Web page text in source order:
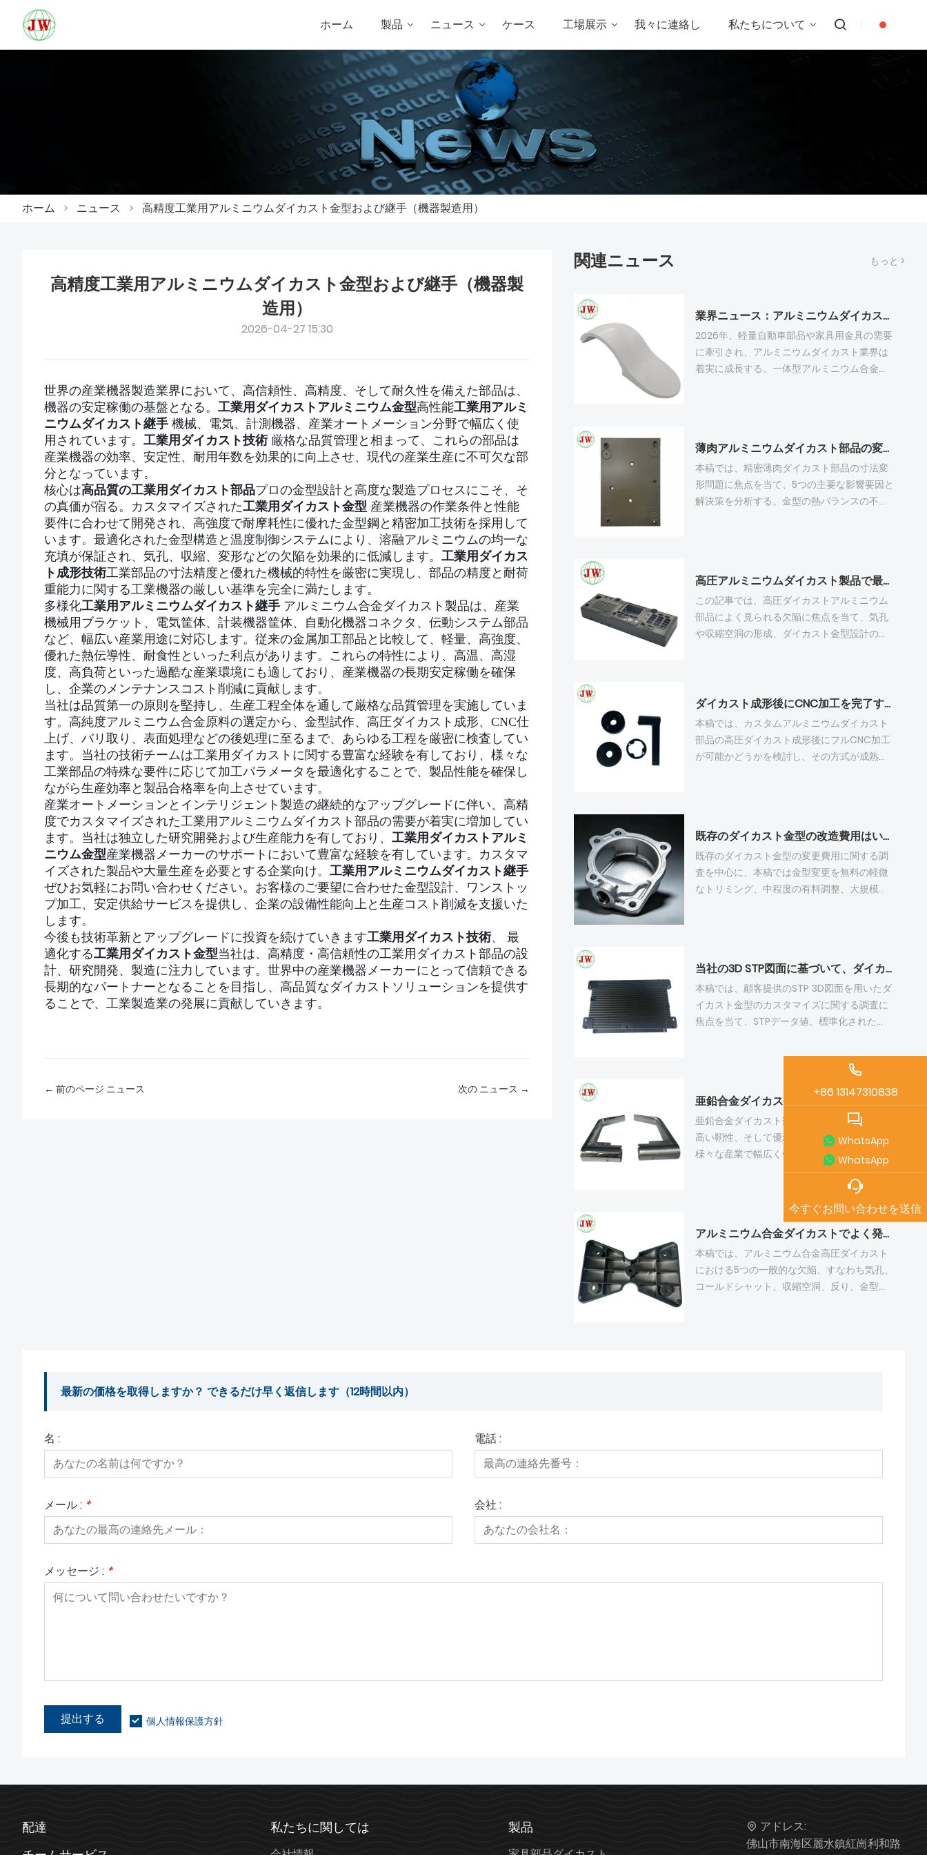
ホーム 製品 ニュース ケース 工場展示 我々に連絡し 私たちについて
ホーム > ニュース > 高精度工業用アルミニウムダイカスト金型および継手（機器製造用）
高精度工業用アルミニウムダイカスト金型および継手（機器製
造用）
2026-04-27 15:30
世界の産業機器製造業界において、高信頼性、高精度、そして耐久性を備えた部品は、
機器の安定稼働の基盤となる。 工業用ダイカストアルミニウム金型高性能工業用アルミ
ニウムダイカスト継手 機械、電気、計測機器、産業オートメーション分野で幅広く使
用されています。 工業用ダイカスト技術 厳格な品質管理と相まって、これらの部品は
産業機器の効率、安定性、耐用年数を効果的に向上させ、現代の産業生産に不可欠な部
分となっています。
核心は高品質の工業用ダイカスト部品プロの金型設計と高度な製造プロセスにこそ、そ
の真価が宿る。カスタマイズされた工業用ダイカスト金型 産業機器の作業条件と性能
要件に合わせて開発され、高強度で耐摩耗性に優れた金型鋼と精密加工技術を採用して
います。最適化された金型構造と温度制御システムにより、溶融アルミニウムの均一な
充填が保証され、気孔、収縮、変形などの欠陥を効果的に低減します。 工業用ダイカス
ト成形技術工業部品の寸法精度と優れた機械的特性を厳密に実現し、部品の精度と耐荷
重能力に関する工業機器の厳しい基準を完全に満たします。
多様化工業用アルミニウムダイカスト継手 アルミニウム合金ダイカスト製品は、産業
機械用ブラケット、電気筐体、計装機器筐体、自動化機器コネクタ、伝動システム部品
など、幅広い産業用途に対応します。従来の金属加工部品と比較して、軽量、高強度、
優れた熱伝導性、耐食性といった利点があります。これらの特性により、高温、高湿
度、高負荷といった過酷な産業環境にも適しており、産業機器の長期安定稼働を確保
し、企業のメンテナンスコスト削減に貢献します。
当社は品質第一の原則を堅持し、生産工程全体を通して厳格な品質管理を実施していま
す。高純度アルミニウム合金原料の選定から、金型試作、高圧ダイカスト成形、CNC仕
上げ、バリ取り、表面処理などの後処理に至るまで、あらゆる工程を厳密に検査してい
ます。当社の技術チームは工業用ダイカストに関する豊富な経験を有しており、様々な
工業部品の特殊な要件に応じて加工パラメータを最適化することで、製品性能を確保し
ながら生産効率と製品合格率を向上させています。
産業オートメーションとインテリジェント製造の継続的なアップグレードに伴い、高精
度でカスタマイズされた工業用アルミニウムダイカスト部品の需要が着実に増加してい
ます。当社は独立した研究開発および生産能力を有しており、 工業用ダイカストアルミ
ニウム金型産業機器メーカーのサポートにおいて豊富な経験を有しています。カスタマ
イズされた製品や大量生産を必要とする企業向け。 工業用アルミニウムダイカスト継手
ぜひお気軽にお問い合わせください。お客様のご要望に合わせた金型設計、ワンストッ
プ加工、安定供給サービスを提供し、企業の設備性能向上と生産コスト削減を支援いた
します。
今後も技術革新とアップグレードに投資を続けていきます工業用ダイカスト技術、 最
適化する工業用ダイカスト金型当社は、高精度・高信頼性の工業用ダイカスト部品の設
計、研究開発、製造に注力しています。世界中の産業機器メーカーにとって信頼できる
長期的なパートナーとなることを目指し、高品質なダイカストソリューションを提供す
ることで、工業製造業の発展に貢献していきます。
← 前のページ ニュース 次の ニュース →
関連ニュース もっと >
業界ニュース：アルミニウムダイカスト業界は、2026年にインテリジェントアップグレードとEU CBAM準拠という二重の課題に直面する
2026年、軽量自動車部品や家具用金具の需要
に牽引され、アルミニウムダイカスト業界は
着実に成長する。一体型アルミニウム合金ダ
進めている。 輸出業者にとって、EUの
CBAM（炭素排出規制法）はHSコード7616の
ダイカスト製品に厳しい炭素排出規制を課し
ています。欧州の顧客は、年間輸入量が50ト
しています。 表面仕上げには、ニッポンパウ
ダーとコスト効率に優れた模造タイガーパウ
ダーを使用しています。今後、インテリジェ
ントな生産と完全なカーボントレーサビリテ
薄肉アルミニウムダイカスト部品の変形を制御する方法
本稿では、精密薄肉ダイカスト部品の寸法変
形問題に焦点を当て、5つの主要な影響要因と
解決策を分析する。金型の熱バランスの不均
常に敏感である。コンフォーマル冷却、バラ
ンスの取れたゲート設計、応力除去処理など
の体系的な最適化により、平面度と寸法公差
が効果的に安定化され、高精度アルミニウム
高圧アルミニウムダイカスト製品で最もよく見られる欠陥は何ですか？
この記事では、高圧ダイカストアルミニウム
部品によく見られる欠陥に焦点を当て、気孔
や収縮空洞の形成、ダイカスト金型設計の欠
質なアルミニウムダイカスト部品のための包
括的な改善計画という5つの主要な側面を取り
上げます。内部の空洞はCNC切削では除去で
きません。残留する表面欠陥は、コーティン
グの気泡、変色、およびバッチ不良を引き起
な方法です。
ダイカスト成形後にCNC加工を完了することは可能ですか？
本稿では、カスタムアルミニウムダイカスト
部品の高圧ダイカスト成形後にフルCNC加工
が可能かどうかを検討し、その方式が成熟し
イカスト金型構造がCNC効率に与える影響、
ワンステップ鋳造と鋳造＋加工モードのコス
トと品質の比較の5つのセクションに分かれて
いる。未加工の鋳造ブランクは、寸法偏差と
ストと不良率が削減され、ダイカストとフル
CNC加工の組み合わせが精密アルミニウム構
造部品の主流ソリューションとなる。
既存のダイカスト金型の改造費用はいくらですか？
既存のダイカスト金型の変更費用に関する調
査を中心に、本稿では金型変更を無料の軽微
なトリミング、中程度の有料調整、大規模な
用を鋼材、加工、試作、補助コストのモジュ
ールに分解し、透明性の高い見積もりを提供
します。生産前の DFM 分析により、製品構造
を事前に最適化することで、不要な修正作業
ール化や鋳造後の CNC 加工の同期調整な
ど、複数のコスト削減戦略を導入し、顧客の
修正費用を削減します。すべての料金は、ア
ルミニウム合金高圧ダイカスト生産プロジェ
クトの標準化されたルールに従い、工場責任
による無料の再加工と顧客負担の設計変更費
用を明確に区別します。
当社の3D STP図面に基づいて、ダイカスト金型をカスタマイズできますか？
本稿では、顧客提供のSTP 3D図面を用いたダ
イカスト金型のカスタマイズに関する調査に
焦点を当て、STPデータ値、標準化された
加工、大量高圧ダイカストマッチング、試作
後のPVD表面コーティング調整という5つのコ
アリンクについて詳述する。STPフォーマッ
トは、完全なソリッドジオメトリデータと
CAD間の互換性を保証し、すべての金型設計
および検査作業のデジタル設計図として機能
する。工場は、STPモデルに基づいて製造可
能性シミュレーション、CNC自動プログラミ
ング、クローズドループ寸法テストを実施
し、構造上の欠陥や金型修正を回避する。
STP駆動ワークフローは、合金の適合性、鋳
造サイクル時間、めっき用の隠し吊り下げ位
置レイアウトを最適化し、金型製作、サンプ
ル試作から金型の長期保管まで、フルサイク
ルサービスをサポートする。完全なSTPファ
亜鉛合金ダイカスト部品はどのような用途で使用されていますか？
亜鉛合金ダイカスト部品は、優れた流動性、
高い靭性、そして優れためっき性能により、
様々な産業で幅広く使用されています。日用
品の金物や錠前、そして美しい外観と耐摩耗
性が求められる浴室や家具の装飾部品に最も
よく用いられています。また、家電製品、小
型家庭用電化製品、自動車の内装部品、オー
トバイ部品にも使用されています。さらに、
工芸品、ギフト、小型精密機構など、複雑な
形状を必要とする製品にも採用されていま
す。金型コストが低く、成形品質が安定して
アルミニウム合金ダイカストでよく発生する欠陥とは？
本稿では、アルミニウム合金高圧ダイカスト
における5つの一般的な欠陥、すなわち気孔、
コールドシャット、収縮空洞、反り、金型固
る。適切なプロセス最適化と定期的な金型メ
最新の価格を取得しますか？ できるだけ早く返信します（12時間以内）
名 : 電話 :
メール : * 会社 :
メッセージ : *
提出する 個人情報保護方針
配達
私たちに関しては 製品
アドレス:
佛山市南海区麗水鎮紅崗利和路
+86 13147310838
WhatsApp
WhatsApp
今すぐお問い合わせを送信